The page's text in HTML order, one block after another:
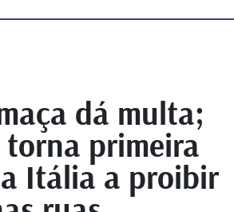
dá multa;
torna primeira
Itália a proibir